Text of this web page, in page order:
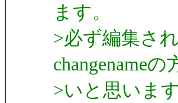
ます。
>必ず編集さ
changename
>いと思います